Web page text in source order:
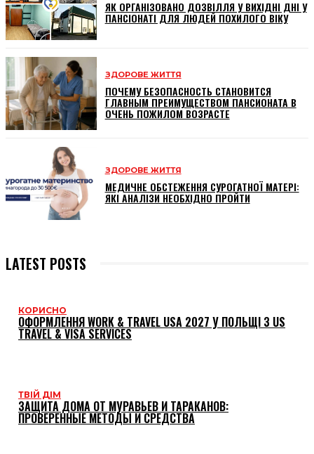
ЯК ОРГАНІЗОВАНО ДОЗВІЛЛЯ У ВИХІДНІ ДНІ У
ПАНСІОНАТІ ДЛЯ ЛЮДЕЙ ПОХИЛОГО ВІКУ
ЗДОРОВЕ ЖИТТЯ
ПОЧЕМУ БЕЗОПАСНОСТЬ СТАНОВИТСЯ
ГЛАВНЫМ ПРЕИМУЩЕСТВОМ ПАНСИОНАТА В
ОЧЕНЬ ПОЖИЛОМ ВОЗРАСТЕ
ЗДОРОВЕ ЖИТТЯ
МЕДИЧНЕ ОБСТЕЖЕННЯ СУРОГАТНОЇ МАТЕРІ:
ЯКІ АНАЛІЗИ НЕОБХІДНО ПРОЙТИ
LATEST POSTS
КОРИСНО
ОФОРМЛЕННЯ WORK & TRAVEL USA 2027 У ПОЛЬЩІ З US
TRAVEL & VISA SERVICES
ТВІЙ ДІМ
ЗАЩИТА ДОМА ОТ МУРАВЬЕВ И ТАРАКАНОВ:
ПРОВЕРЕННЫЕ МЕТОДЫ И СРЕДСТВА